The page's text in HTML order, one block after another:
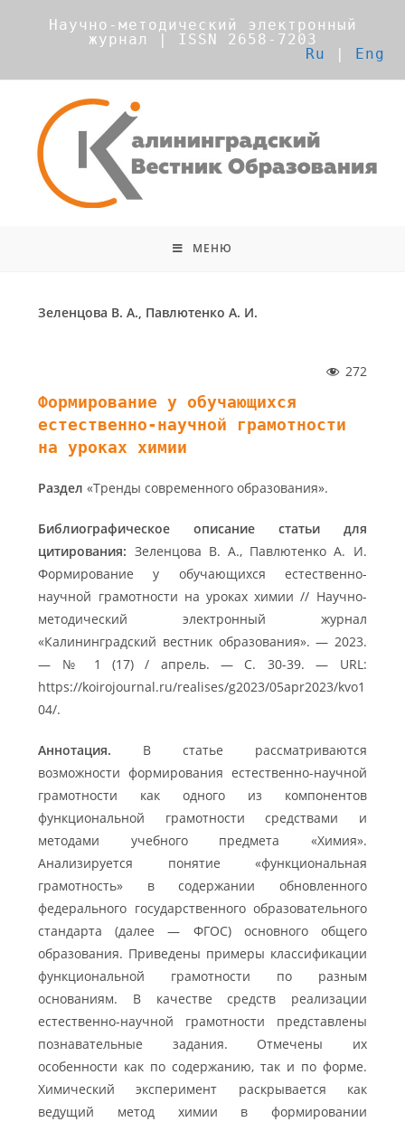
Научно-методический электронный
журнал | ISSN 2658-7203
Ru | Eng
МЕНЮ
Зеленцова В. А., Павлютенко А. И.
272
Формирование у обучающихся
естественно-научной грамотности
на уроках химии
Раздел «Тренды современного образования».
Библиографическое описание статьи для
цитирования: Зеленцова В. А., Павлютенко А. И.
Формирование у обучающихся естественно-
научной грамотности на уроках химии // Научно-
методический электронный журнал
«Калининградский вестник образования». — 2023.
— № 1 (17) / апрель. — С. 30-39. — URL:
https://koirojournal.ru/realises/g2023/05apr2023/kvo1
04/.
Аннотация. В статье рассматриваются
возможности формирования естественно-научной
грамотности как одного из компонентов
функциональной грамотности средствами и
методами учебного предмета «Химия».
Анализируется понятие «функциональная
грамотность» в содержании обновленного
федерального государственного образовательного
стандарта (далее — ФГОС) основного общего
образования. Приведены примеры классификации
функциональной грамотности по разным
основаниям. В качестве средств реализации
естественно-научной грамотности представлены
познавательные задания. Отмечены их
особенности как по содержанию, так и по форме.
Химический эксперимент раскрывается как
ведущий метод химии в формировании